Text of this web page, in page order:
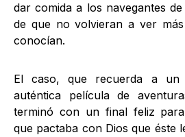
dar comida a los navegantes
de que no volvieran a ver
conocían.
El caso, que recuerda a un
auténtica película de
terminó con un final feliz
que pactaba con Dios que éste